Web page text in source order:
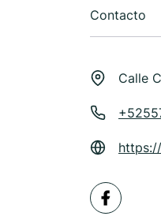
Contacto
Calle